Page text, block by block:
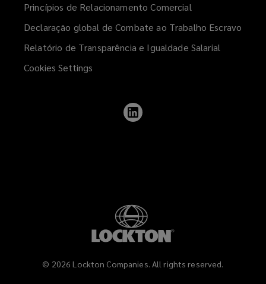
Princípios de Relacionamento Comercial
Declaração global de Combate ao Trabalho Escravo
Relatório de Transparência e Igualdade Salarial
Cookies Settings
© 2026 Lockton Companies. All rights reserved.